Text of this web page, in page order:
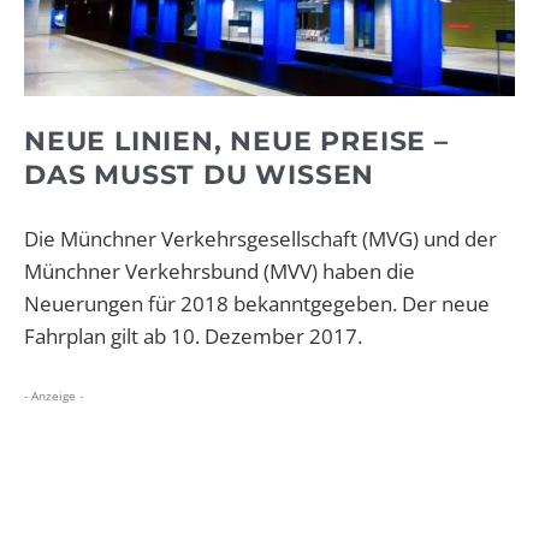
NEUE LINIEN, NEUE PREISE –
DAS MUSST DU WISSEN
Die Münchner Verkehrsgesellschaft (MVG) und der
Münchner Verkehrsbund (MVV) haben die
Neuerungen für 2018 bekanntgegeben. Der neue
Fahrplan gilt ab 10. Dezember 2017.
- Anzeige -